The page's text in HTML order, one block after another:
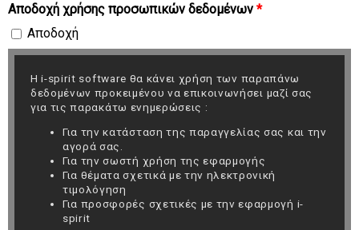
Αποδοχή χρήσης προσωπικών δεδομένων *
Αποδοχή
Η i-spirit software θα κάνει χρήση των παραπάνω
δεδομένων προκειμένου να επικοινωνήσει μαζί σας
για τις παρακάτω ενημερώσεις :
Για την κατάσταση της παραγγελίας σας και την
αγορά σας.
Για την σωστή χρήση της εφαρμογής
Για θέματα σχετικά με την ηλεκτρονική
τιμολόγηση
Για προσφορές σχετικές με την εφαρμογή i-
spirit